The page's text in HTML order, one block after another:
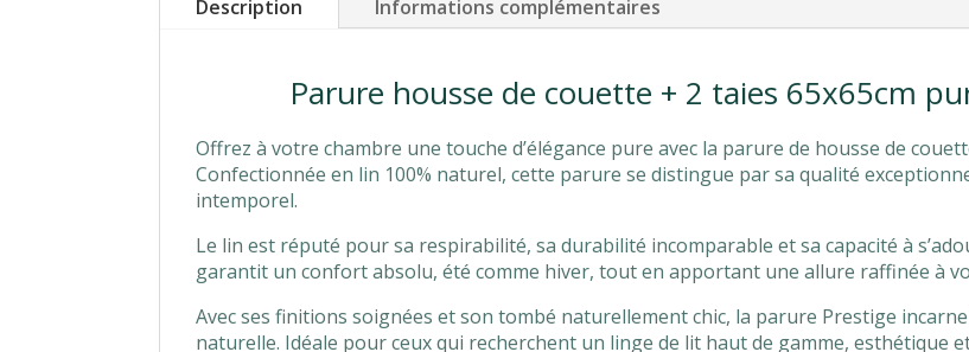
Description Informations complémentaires
Parure housse de couette + 2 taies 65x65cm
Offrez à votre chambre une touche d’élégance pure avec la parure de housse de
Confectionnée en lin 100% naturel, cette parure se distingue par sa qualité
intemporel.
Le lin est réputé pour sa respirabilité, sa durabilité incomparable et sa capacité à
garantit un confort absolu, été comme hiver, tout en apportant une allure raffinée à
Avec ses finitions soignées et son tombé naturellement chic, la parure Prestige
naturelle. Idéale pour ceux qui recherchent un linge de lit haut de gamme, esthétique